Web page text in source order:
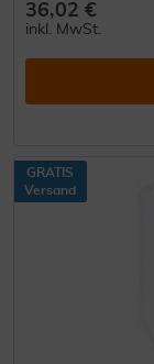
36,02 €
inkl. MwSt.
GRATIS
Versand